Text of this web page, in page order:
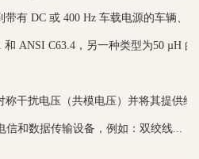
带有 DC 或 400 Hz 车载电源的车辆、
和 ANSI C63.4，另一种类型为50 µH
称干扰电压（共模电压）并将其提供
信和数据传输设备，例如：双绞线...